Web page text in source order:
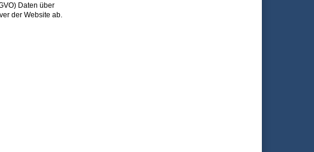
Daten über
der Website ab.